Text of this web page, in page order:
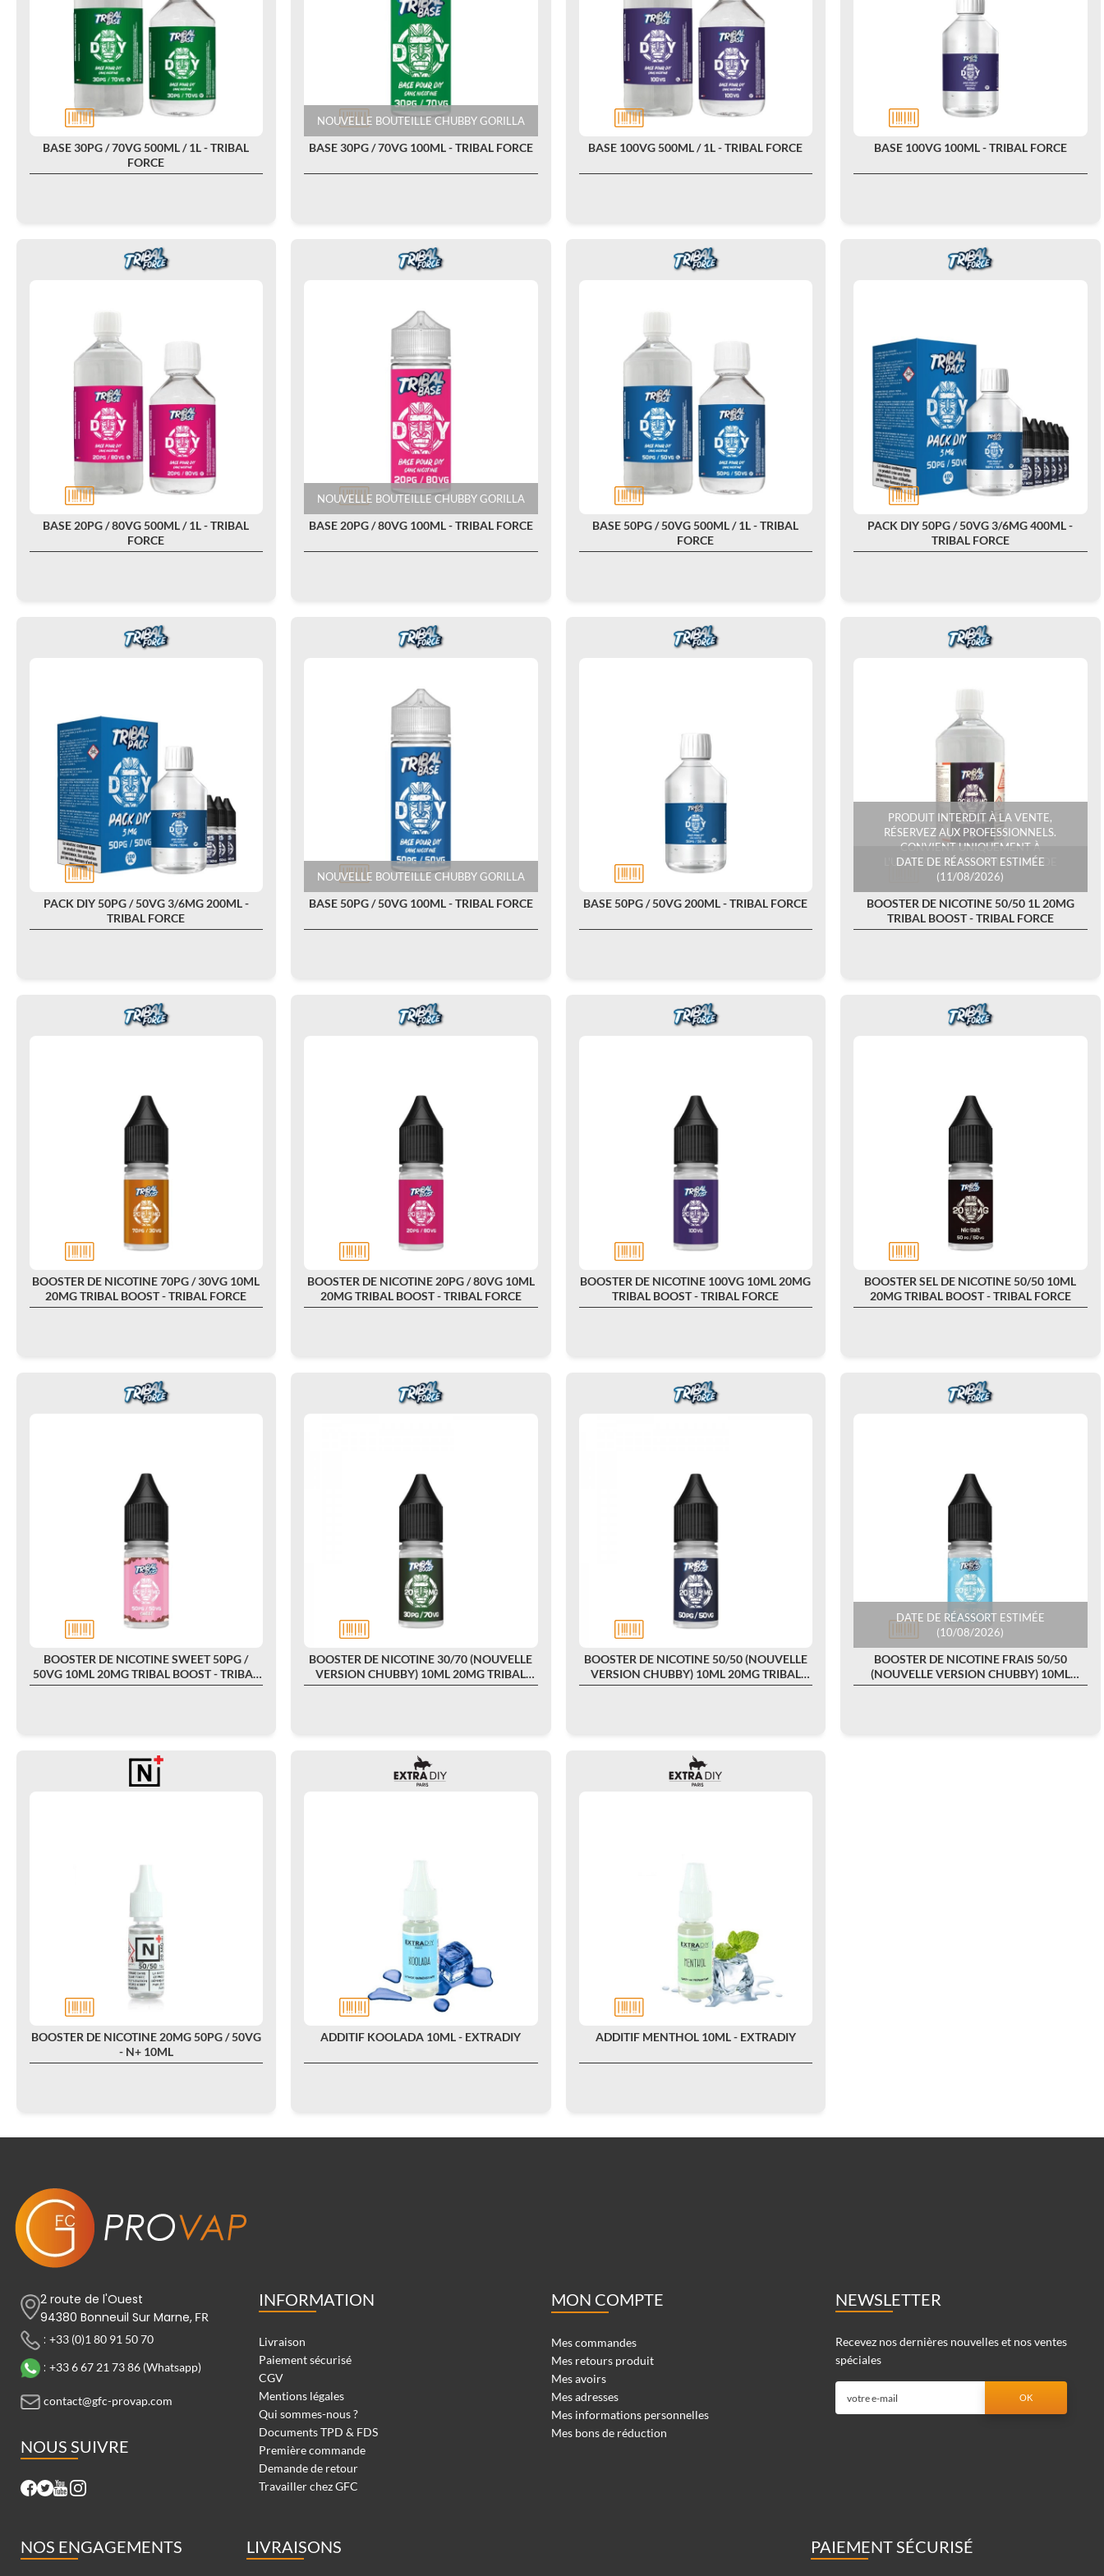
BASE 30PG / 70VG 500ML / 1L - TRIBAL
FORCE
NOUVELLE BOUTEILLE CHUBBY GORILLA
BASE 30PG / 70VG 100ML - TRIBAL FORCE BASE 100VG 500ML / 1L - TRIBAL FORCE BASE 100VG 100ML - TRIBAL FORCE
BASE 20PG / 80VG 500ML / 1L - TRIBAL
FORCE
NOUVELLE BOUTEILLE CHUBBY GORILLA
BASE 20PG / 80VG 100ML - TRIBAL FORCE
BASE 50PG / 50VG 500ML / 1L - TRIBAL
FORCE
PACK DIY 50PG / 50VG 3/6MG 400ML -
TRIBAL FORCE
PACK DIY 50PG / 50VG 3/6MG 200ML -
TRIBAL FORCE
NOUVELLE BOUTEILLECHUBBY GORILLA
BASE 50PG / 50VG 100ML - TRIBAL FORCE BASE 50PG / 50VG 200ML - TRIBAL FORCE
PRODUIT INTERDIT À LA VENTE,
RÉSERVEZ AUX PROFESSIONNELS.
CONVIENT UNIQUEMENT À
L'UTILISATION POUR MACHINE DE
DOSAGE.
DATE DE RÉASSORT ESTIMÉE
(11/08/2026)
BOOSTER DE NICOTINE 50/50 1L 20MG
TRIBAL BOOST - TRIBAL FORCE
BOOSTER DE NICOTINE 70PG / 30VG 10ML
20MG TRIBAL BOOST - TRIBAL FORCE
BOOSTER DE NICOTINE 20PG / 80VG 10ML
20MG TRIBAL BOOST - TRIBAL FORCE
BOOSTER DE NICOTINE 100VG 10ML 20MG
TRIBAL BOOST - TRIBAL FORCE
BOOSTER SEL DE NICOTINE 50/50 10ML
20MG TRIBAL BOOST - TRIBAL FORCE
BOOSTER DE NICOTINE SWEET 50PG /
50VG 10ML 20MG TRIBAL BOOST - TRIBAL
FORCE
BOOSTER DE NICOTINE 30/70 (NOUVELLE
VERSION CHUBBY) 10ML 20MG TRIBAL
BOOST -...
BOOSTER DE NICOTINE 50/50 (NOUVELLE
VERSION CHUBBY) 10ML 20MG TRIBAL
BOOST -...
DATE DE RÉASSORT ESTIMÉE
(10/08/2026)
BOOSTER DE NICOTINE FRAIS 50/50
(NOUVELLE VERSION CHUBBY) 10ML
20MG TRIBAL...
BOOSTER DE NICOTINE 20MG 50PG / 50VG
- N+ 10ML
ADDITIF KOOLADA 10ML - EXTRADIY ADDITIF MENTHOL 10ML - EXTRADIY
2 route de l'Ouest
94380 Bonneuil Sur Marne, FR
: +33 (0)1 80 91 50 70
: +33 6 67 21 73 86 (Whatsapp)
contact@gfc-provap.com
NOUS SUIVRE
INFORMATION
Livraison
Paiement sécurisé
CGV
Mentions légales
Qui sommes-nous ?
Documents TPD & FDS
Première commande
Demande de retour
Travailler chez GFC
MON COMPTE
Mes commandes
Mes retours produit
Mes avoirs
Mes adresses
Mes informations personnelles
Mes bons de réduction
NEWSLETTER
Recevez nos dernières nouvelles et nos ventes
spéciales
NOS ENGAGEMENTS LIVRAISONS PAIEMENT SÉCURISÉ